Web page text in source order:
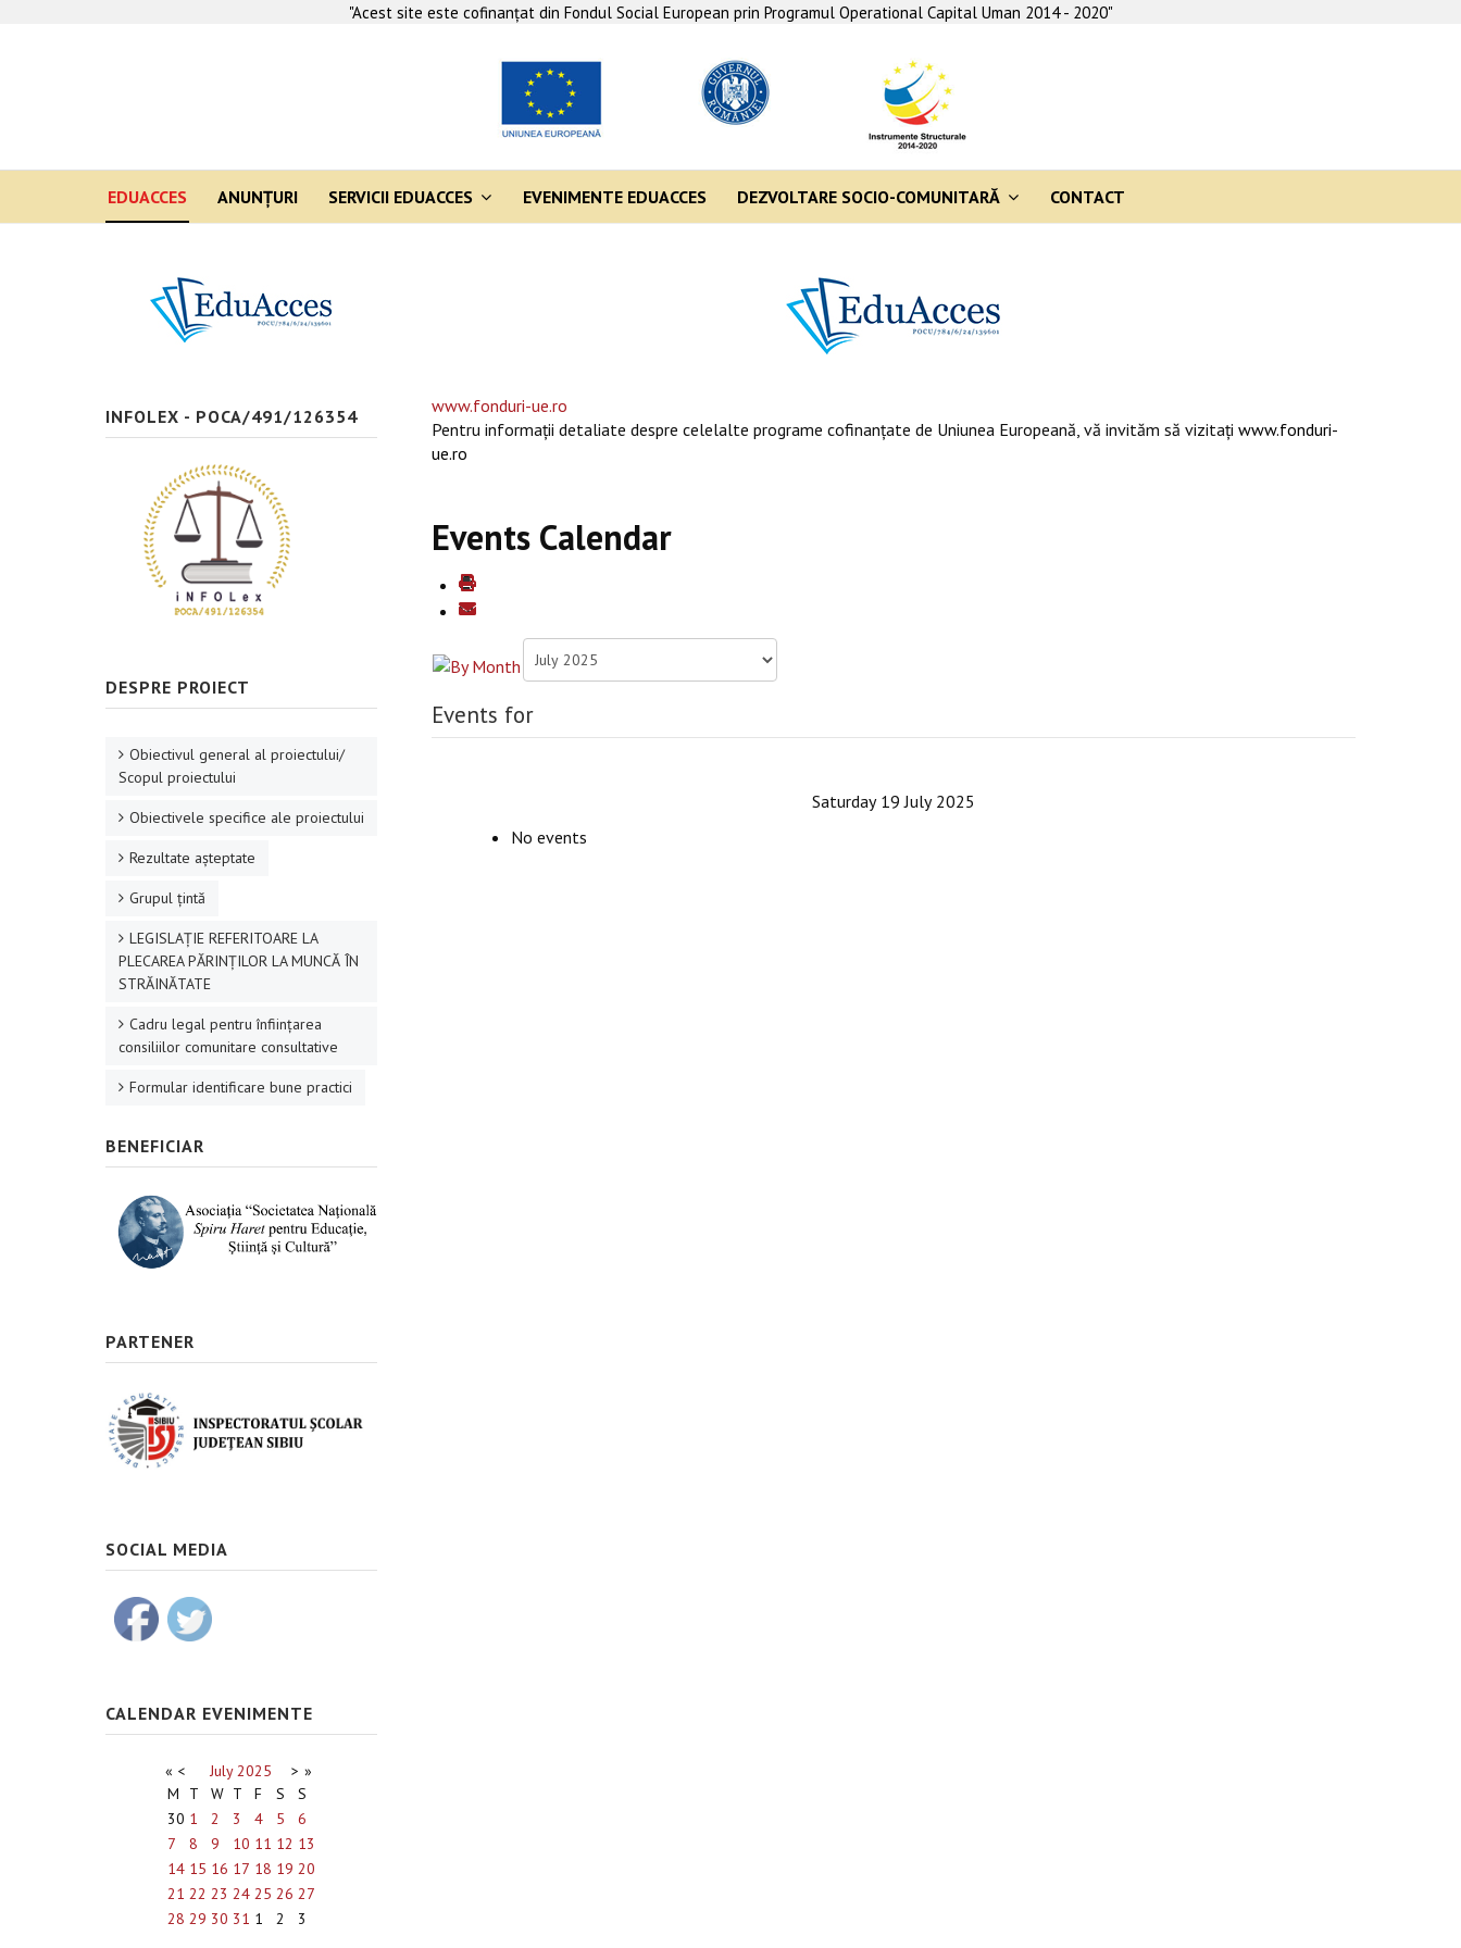
"Acest site este cofinanţat din Fondul Social European prin Programul Operational Capital Uman 2014 - 2020"
EDUACCES ANUNŢURI SERVICII EDUACCES EVENIMENTE EDUACCES DEZVOLTARE SOCIO-COMUNITARĂ CONTACT
www.fonduri-ue.ro
Pentru informaţii detaliate despre celelalte programe cofinanţate de Uniunea Europeană, vă invităm să vizitaţi www.fonduri-
ue.ro
Events Calendar
Events for
Saturday 19 July 2025
No events
INFOLEX - POCA/491/126354
DESPRE PROIECT
Obiectivul general al proiectului/
Scopul proiectului
Obiectivele specifice ale proiectului
Rezultate aşteptate
Grupul ţintă
LEGISLAȚIE REFERITOARE LA
PLECAREA PĂRINȚILOR LA MUNCĂ ÎN
STRĂINĂTATE
Cadru legal pentru înființarea
consiliilor comunitare consultative
Formular identificare bune practici
BENEFICIAR
PARTENER
SOCIAL MEDIA
CALENDAR EVENIMENTE
« < July 2025 > »
M
T W T F S
S
30 1 2 3 4 5
6
7
8 9 10 11 12 13
14 15 16 17 18 19 20
21 22 23 24 25 26 27
28 29 30 31 1 2 3